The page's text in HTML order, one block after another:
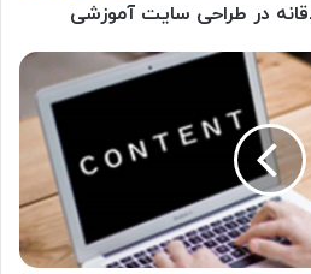
در طراحی سایت آموزشی